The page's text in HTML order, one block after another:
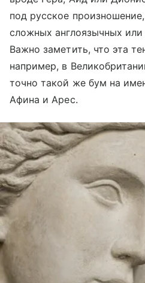
под русское
сложных англоязычных или
Важно заметить, что эта
например, в
точно такой же бум на
Афина и Арес.